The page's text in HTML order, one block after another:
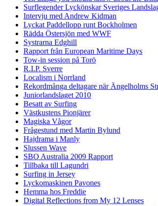
Surflegender Lyckönskar Sveriges
Intervju med Andrew Kidman
Lyckat Paddellopp runt Bockholmen
Rädda Östersjön med WWF
Systrarna Edghill
Rapport från European Maritime Days
Tow-in session på Torö
R.I.P. Sverre
Localism i Norrland
Rekordmånga deltagare när Ängelholms
Juniorlandslaget 2010
Besatt av Surfing
Västkustens Pionjärer
Magiska Vågor
Frågestund med Martin Bylund
Hajdrama i Manly
Slussen Wave
SBO Australia 2009 Rapport
Tillbaka till Lagundri
Surfing in Jersey
Lyckomaskinen Pavones
Hemma hos Freddie
Digital Reflections from My 12 Lenses